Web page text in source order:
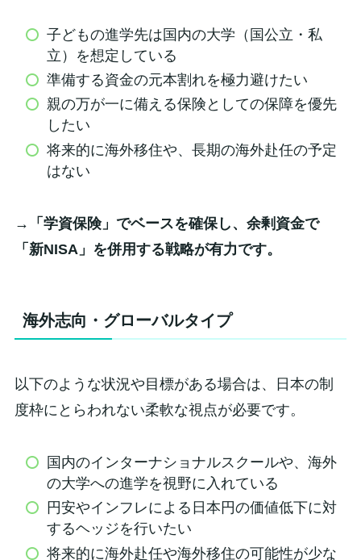
子どもの進学先は国内の大学（国公立・私
立）を想定している
準備する資金の元本割れを極力避けたい
親の万が一に備える保険としての保障を優先
したい
将来的に海外移住や、長期の海外赴任の予定
はない
→「学資保険」でベースを確保し、余剰資金で
「新NISA」を併用する戦略が有力です。
海外志向・グローバルタイプ
以下のような状況や目標がある場合は、日本の制
度枠にとらわれない柔軟な視点が必要です。
国内のインターナショナルスクールや、海外
の大学への進学を視野に入れている
円安やインフレによる日本円の価値低下に対
するヘッジを行いたい
将来的に海外赴任や海外移住の可能性が少な